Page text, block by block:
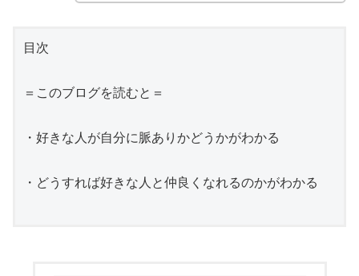
目次
＝このブログを読むと＝
・好きな人が自分に脈ありかどうかがわかる
・どうすれば好きな人と仲良くなれるのかがわかる